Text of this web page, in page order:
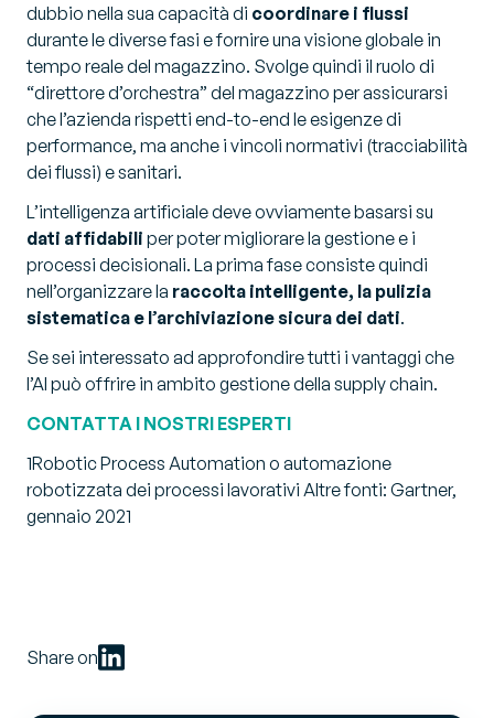
dubbio nella sua capacità di coordinare i flussi
durante le diverse fasi e fornire una visione globale in
tempo reale del magazzino. Svolge quindi il ruolo di
“direttore d’orchestra” del magazzino per assicurarsi
che l’azienda rispetti end-to-end le esigenze di
performance, ma anche i vincoli normativi (tracciabilità
dei flussi) e sanitari.
L’intelligenza artificiale deve ovviamente basarsi su
dati affidabili per poter migliorare la gestione e i
processi decisionali. La prima fase consiste quindi
nell’organizzare la raccolta intelligente, la pulizia
sistematica e l’archiviazione sicura dei dati.
Se sei interessato ad approfondire tutti i vantaggi che
l’AI può offrire in ambito gestione della supply chain.
CONTATTA I NOSTRI ESPERTI
1Robotic Process Automation o automazione
robotizzata dei processi lavorativi Altre fonti: Gartner,
gennaio 2021
Share on